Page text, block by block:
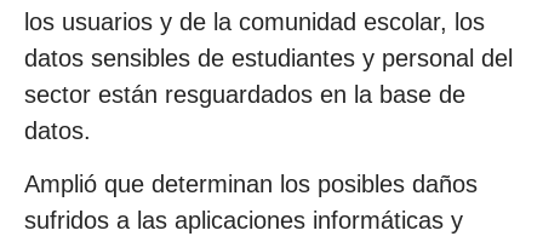
los usuarios y de la comunidad escolar, los
datos sensibles de estudiantes y personal del
sector están resguardados en la base de
datos.
Amplió que determinan los posibles daños
sufridos a las aplicaciones informáticas y